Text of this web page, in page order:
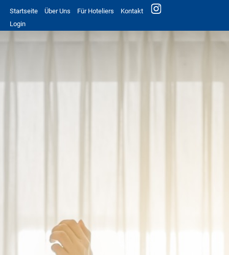
Startseite Über Uns Für Hoteliers
Kontakt
Login